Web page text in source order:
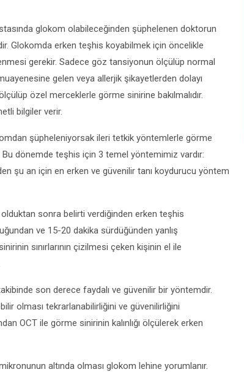
glokom olabileceğinden şüphelenen doktorun
Glokomda erken teşhis koyabilmek için öncelikle
gerekir. Sadece göz tansiyonun ölçülüp normal
gelen veya allerjik şikayetlerden dolayı
özel merceklerle görme sinirine bakılmalıdır.
bilgiler verir.
şüpheleniyorsak ileri tetkik yöntemlerle görme
Bu dönemde teşhis için 3 temel yöntemimiz vardır:
şu an için en erken ve güvenilir tanı koydurucu yöntem
sonra belirti verdiğinden erken teşhis
ve 15-20 dakika sürdüğünden yanlış
sınırlarının çizilmesi çeken kişinin el ile
son derece faydalı ve güvenilir bir yöntemdir.
olması tekrarlanabilirliğini ve güvenilirliğini
OCT ile görme sinirinin kalınlığı ölçülerek erken
altında olması glokom lehine yorumlanır.